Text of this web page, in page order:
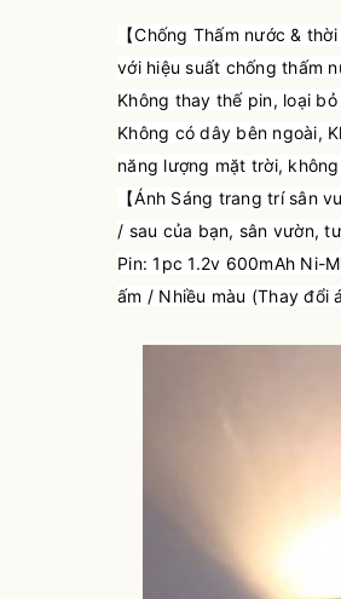
【Chống Thấm nước &
với hiệu suất chống thấm
Không thay thế pin, loại
Không có dây bên ngoài,
năng lượng mặt trời,
【Ánh Sáng trang trí sân
/ sau của bạn, sân vườn,
Pin: 1pc 1.2v 600mAh Ni-
ấm / Nhiều màu (Thay đổi